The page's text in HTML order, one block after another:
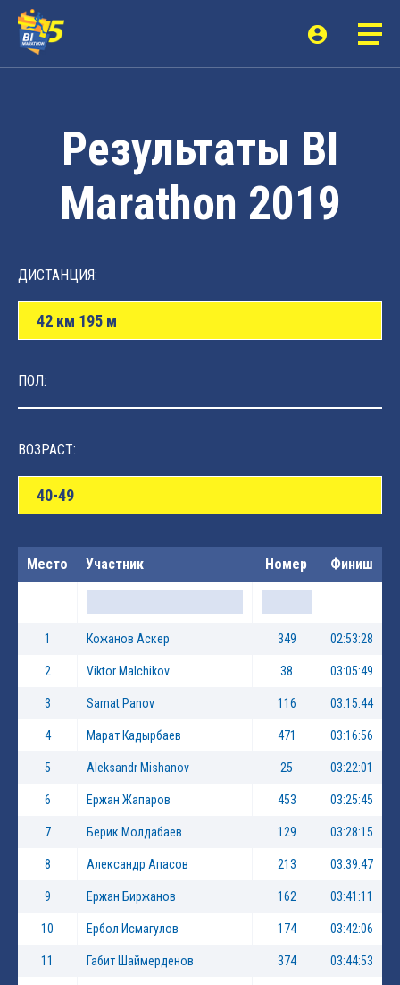
Результаты BI
Marathon 2019
ДИСТАНЦИЯ:
42 км 195 м
ПОЛ:
ВОЗРАСТ:
40-49
Место Участник Номер Финиш
1 Кожанов Аскер 349 02:53:28
2 Viktor Malchikov 38 03:05:49
3 Samat Panov 116 03:15:44
4 Марат Кадырбаев 471 03:16:56
5 Aleksandr Mishanov 25 03:22:01
6 Ержан Жапаров 453 03:25:45
7 Берик Молдабаев 129 03:28:15
8 Александр Апасов 213 03:39:47
9 Ержан Биржанов 162 03:41:11
10 Ербол Исмагулов 174 03:42:06
11 Габит Шаймерденов 374 03:44:53